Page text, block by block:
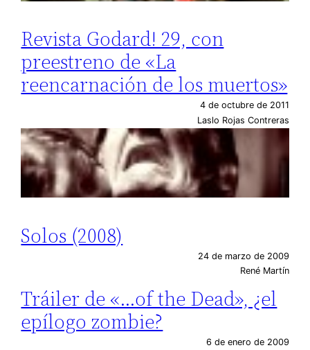
Revista Godard! 29, con
preestreno de «La
reencarnación de los muertos»
4 de octubre de 2011
Laslo Rojas Contreras
Solos (2008)
24 de marzo de 2009
René Martín
Tráiler de «…of the Dead», ¿el
epílogo zombie?
6 de enero de 2009